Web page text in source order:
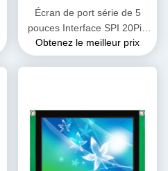
Écran de port série de 5
pouces Interface SPI 20Pin
LCM Écran d'affichage
LMT050WV008C-PZ015
Obtenez le meilleur prix